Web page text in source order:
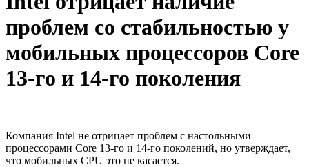
проблем со стабильностью у
мобильных процессоров Core
13-го и 14-го поколения
Компания Intel не отрицает проблем с настольными
процессорами Core 13-го и 14-го поколений, но утверждает,
что мобильных CPU это не касается.